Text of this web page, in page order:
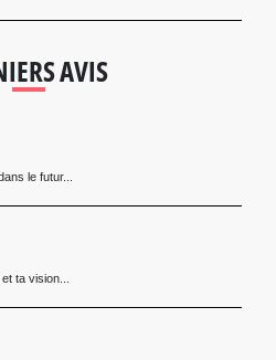
AVIS
le futur...
ta vision...